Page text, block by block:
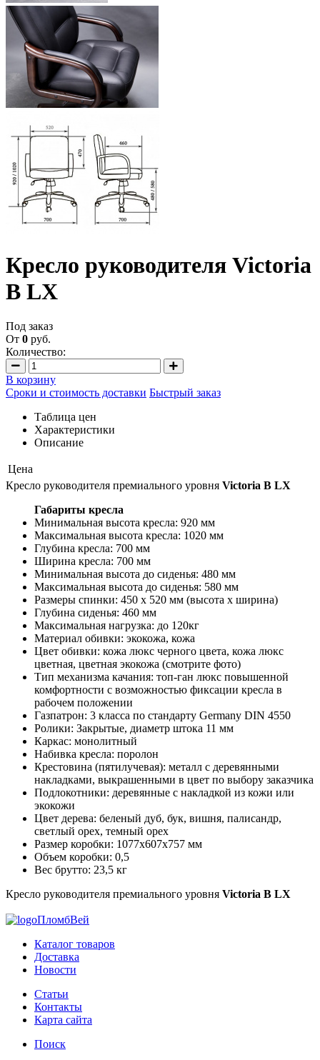
Кресло руководителя Victoria
B LX
Под заказ
От 0 руб.
Количество:
В корзину
Сроки и стоимость доставки Быстрый заказ
Таблица цен
Характеристики
Описание
Цена
Кресло руководителя премиального уровня Victoria B LX
Габариты кресла
Минимальная высота кресла: 920 мм
Максимальная высота кресла: 1020 мм
Глубина кресла: 700 мм
Ширина кресла: 700 мм
Минимальная высота до сиденья: 480 мм
Максимальная высота до сиденья: 580 мм
Размеры спинки: 450 х 520 мм (высота х ширина)
Глубина сиденья: 460 мм
Максимальная нагрузка: до 120кг
Материал обивки: экокожа, кожа
Цвет обивки: кожа люкс черного цвета, кожа люкс
цветная, цветная экокожа (смотрите фото)
Тип механизма качания: топ-ган люкс повышенной
комфортности с возможностью фиксации кресла в
рабочем положении
Газпатрон: 3 класса по стандарту Germany DIN 4550
Ролики: Закрытые, диаметр штока 11 мм
Каркас: монолитный
Набивка кресла: поролон
Крестовина (пятилучевая): металл с деревянными
накладками, выкрашенными в цвет по выбору заказчика
Подлокотники: деревянные с накладкой из кожи или
экокожи
Цвет дерева: беленый дуб, бук, вишня, палисандр,
светлый орех, темный орех
Размер коробки: 1077х607х757 мм
Объем коробки: 0,5
Вес брутто: 23,5 кг
Кресло руководителя премиального уровня Victoria B LX
ПломбВей
Каталог товаров
Доставка
Новости
Статьи
Контакты
Карта сайта
Поиск